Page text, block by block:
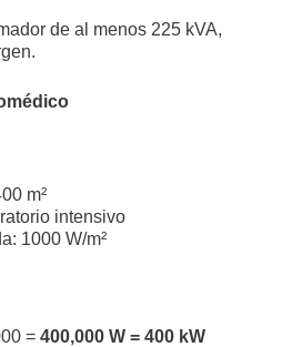
de al menos 225 kVA,
m²
intensivo
1000 W/m²
= 400,000 W = 400 kW